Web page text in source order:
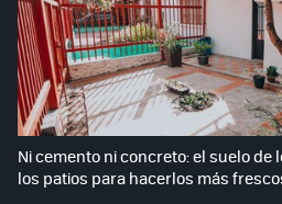
Ni cemento ni concreto: el suelo de
los patios para hacerlos más